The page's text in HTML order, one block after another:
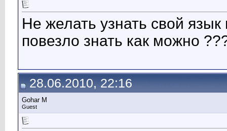
Не желать узнать свой
повезло знать как можно
28.06.2010, 22:16
Gohar M
Guest